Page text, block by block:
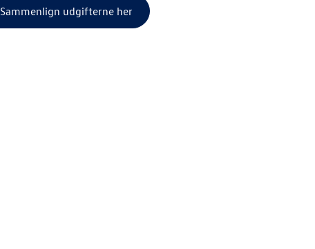
Sammenlign udgifterne her